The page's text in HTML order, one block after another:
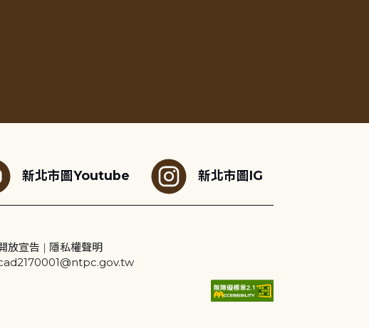
新北市圖Youtube 新北市圖IG
放宣告 | 隱私權聲明